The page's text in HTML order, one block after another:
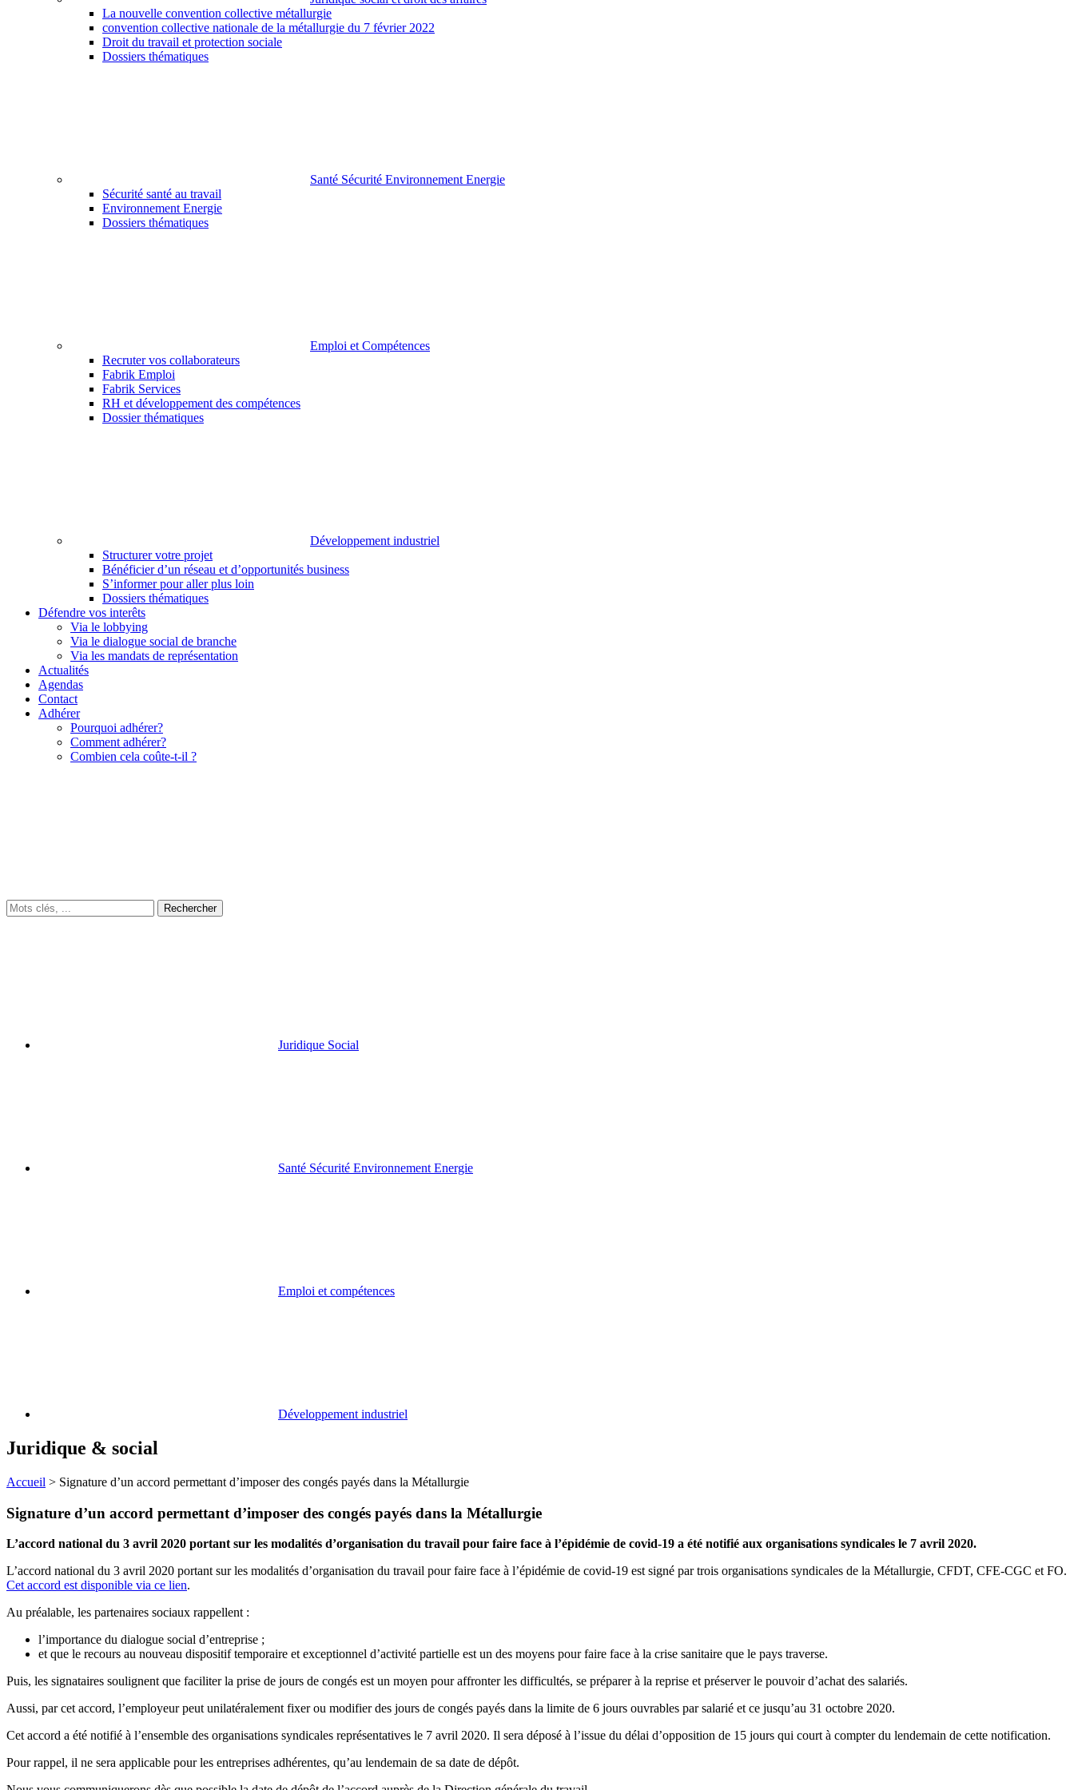
La nouvelle convention collective métallurgie
convention collective nationale de la métallurgie du 7 février 2022
Droit du travail et protection sociale
Dossiers thématiques
Santé Sécurité Environnement Energie
Sécurité santé au travail
Environnement Energie
Dossiers thématiques
Emploi et Compétences
Recruter vos collaborateurs
Fabrik Emploi
Fabrik Services
RH et développement des compétences
Dossier thématiques
Développement industriel
Structurer votre projet
Bénéficier d’un réseau et d’opportunités business
S’informer pour aller plus loin
Dossiers thématiques
Défendre vos interêts
Via le lobbying
Via le dialogue social de branche
Via les mandats de représentation
Actualités
Agendas
Contact
Adhérer
Pourquoi adhérer?
Comment adhérer?
Combien cela coûte-t-il ?
Juridique Social
Santé Sécurité Environnement Energie
Emploi et compétences
Développement industriel
Juridique & social
Accueil > Signature d’un accord permettant d’imposer des congés payés dans la Métallurgie
Signature d’un accord permettant d’imposer des congés payés dans la Métallurgie
L’accord national du 3 avril 2020 portant sur les modalités d’organisation du travail pour faire face à l’épidémie de covid-19 a été notifié aux organisations syndicales le 7 avril 2020.
L’accord national du 3 avril 2020 portant sur les modalités d’organisation du travail pour faire face à l’épidémie de covid-19 est signé par trois organisations syndicales de la Métallurgie, CFDT, CFE-CGC et FO.
Cet accord est disponible via ce lien.
Au préalable, les partenaires sociaux rappellent :
l’importance du dialogue social d’entreprise ;
et que le recours au nouveau dispositif temporaire et exceptionnel d’activité partielle est un des moyens pour faire face à la crise sanitaire que le pays traverse.
Puis, les signataires soulignent que faciliter la prise de jours de congés est un moyen pour affronter les difficultés, se préparer à la reprise et préserver le pouvoir d’achat des salariés.
Aussi, par cet accord, l’employeur peut unilatéralement fixer ou modifier des jours de congés payés dans la limite de 6 jours ouvrables par salarié et ce jusqu’au 31 octobre 2020.
Cet accord a été notifié à l’ensemble des organisations syndicales représentatives le 7 avril 2020. Il sera déposé à l’issue du délai d’opposition de 15 jours qui court à compter du lendemain de cette notification.
Pour rappel, il ne sera applicable pour les entreprises adhérentes, qu’au lendemain de sa date de dépôt.